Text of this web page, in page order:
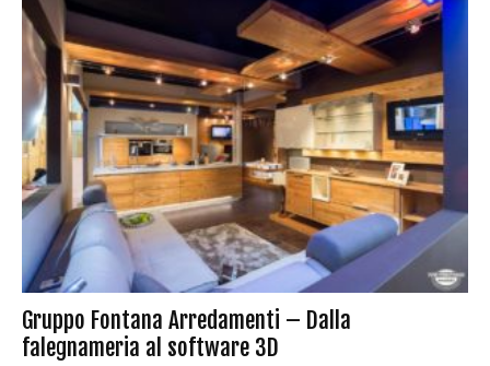
Gruppo Fontana Arredamenti – Dalla
falegnameria al software 3D